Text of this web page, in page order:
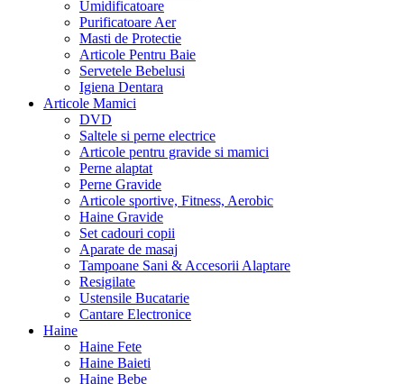
Umidificatoare
Purificatoare Aer
Masti de Protectie
Articole Pentru Baie
Servetele Bebelusi
Igiena Dentara
Articole Mamici
DVD
Saltele si perne electrice
Articole pentru gravide si mamici
Perne alaptat
Perne Gravide
Articole sportive, Fitness, Aerobic
Haine Gravide
Set cadouri copii
Aparate de masaj
Tampoane Sani & Accesorii Alaptare
Resigilate
Ustensile Bucatarie
Cantare Electronice
Haine
Haine Fete
Haine Baieti
Haine Bebe